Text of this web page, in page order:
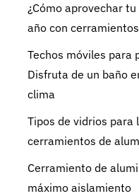
¿Cómo aprovechar
año con
Techos móviles para
Disfruta de un baño
clima
Tipos de vidrios para
cerramientos de
Cerramiento de
máximo aislamiento